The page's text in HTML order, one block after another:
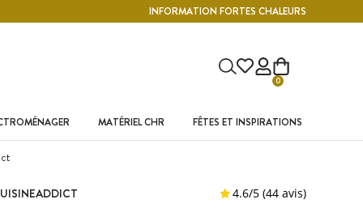
INFORMATION FORTES CHALEURS
0
MATÉRIEL CHR FÊTES ET INSPIRATIONS